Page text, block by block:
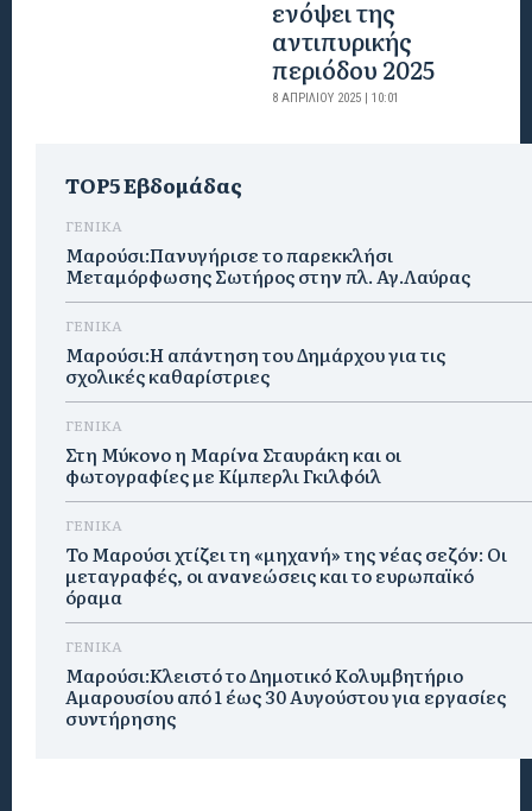
ενόψει της
αντιπυρικής
περιόδου 2025
8 ΑΠΡΙΛΊΟΥ 2025 | 10:01
TOP5 Εβδομάδας
ΓΕΝΙΚΑ
Μαρούσι:Πανυγήρισε το παρεκκλήσι
Μεταμόρφωσης Σωτήρος στην πλ. Αγ.Λαύρας
ΓΕΝΙΚΑ
Μαρούσι:Η απάντηση του Δημάρχου για τις
σχολικές καθαρίστριες
ΓΕΝΙΚΑ
Στη Μύκονο η Μαρίνα Σταυράκη και οι
φωτογραφίες με Κίμπερλι Γκιλφόιλ
ΓΕΝΙΚΑ
Το Μαρούσι χτίζει τη «μηχανή» της νέας σεζόν: Οι
μεταγραφές, οι ανανεώσεις και το ευρωπαϊκό
όραμα
ΓΕΝΙΚΑ
Μαρούσι:Κλειστό το Δημοτικό Κολυμβητήριο
Αμαρουσίου από 1 έως 30 Αυγούστου για εργασίες
συντήρησης